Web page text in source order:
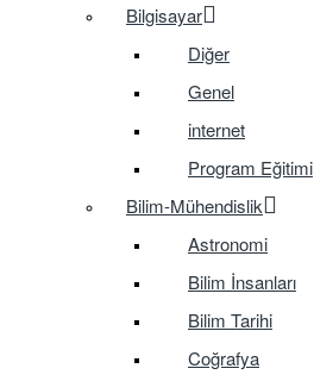
Bilgisayar
Diğer
Genel
internet
Program Eğitimi
Bilim-Mühendislik
Astronomi
Bilim İnsanları
Bilim Tarihi
Coğrafya